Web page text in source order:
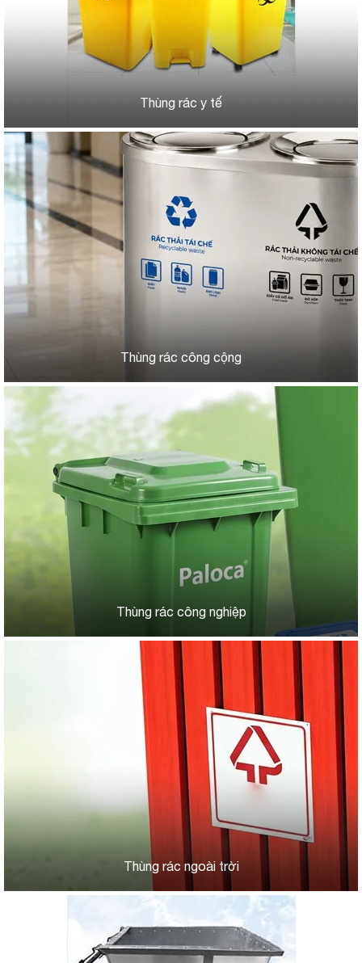
Thùng rác y tế
Thùng rác công cộng
Thùng rác công nghiệp
Thùng rác ngoài trời